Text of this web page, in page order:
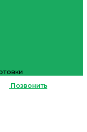
Позвонить